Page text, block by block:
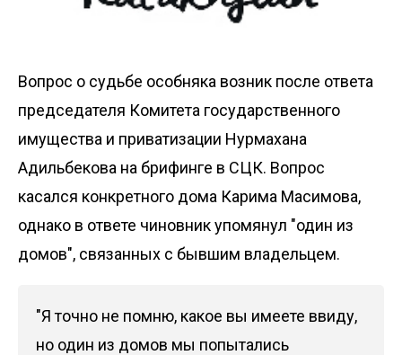
Вопрос о судьбе особняка возник после ответа
председателя Комитета государственного
имущества и приватизации Нурмахана
Адильбекова на брифинге в СЦК. Вопрос
касался конкретного дома Карима Масимова,
однако в ответе чиновник упомянул "один из
домов", связанных с бывшим владельцем.
"Я точно не помню, какое вы имеете ввиду,
но один из домов мы попытались